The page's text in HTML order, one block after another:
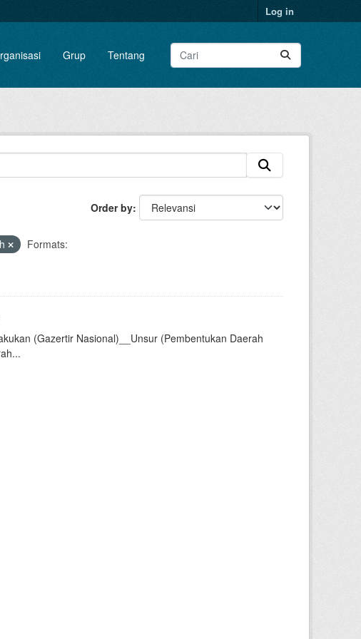
Log in
Grup Tentang
Order by
Formats:
(Gazertir Nasional)__Unsur (Pembentukan Daerah